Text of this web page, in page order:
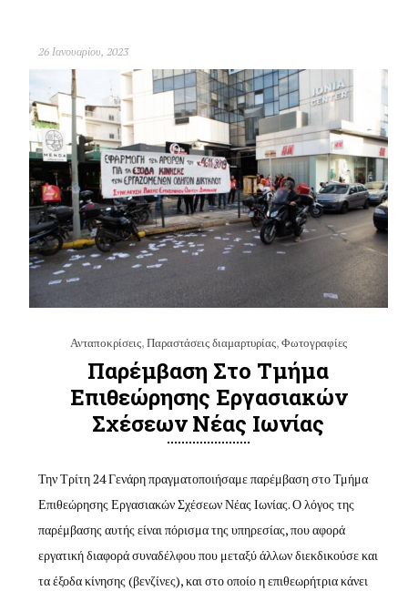
26 Ιανουαρίου, 2023
Ανταποκρίσεις,Παραστάσεις διαμαρτυρίας,Φωτογραφίες
Παρέμβαση Στο Τμήμα
Επιθεώρησης Εργασιακών
Σχέσεων Νέας Ιωνίας
Την Τρίτη 24 Γενάρη πραγματοποιήσαμε παρέμβαση στο Τμήμα
Επιθεώρησης Εργασιακών Σχέσεων Νέας Ιωνίας. Ο λόγος της
παρέμβασης αυτής είναι πόρισμα της υπηρεσίας, που αφορά
εργατική διαφορά συναδέλφου που μεταξύ άλλων διεκδικούσε και
τα έξοδα κίνησης (βενζίνες), και στο οποίο η επιθεωρήτρια κάνει